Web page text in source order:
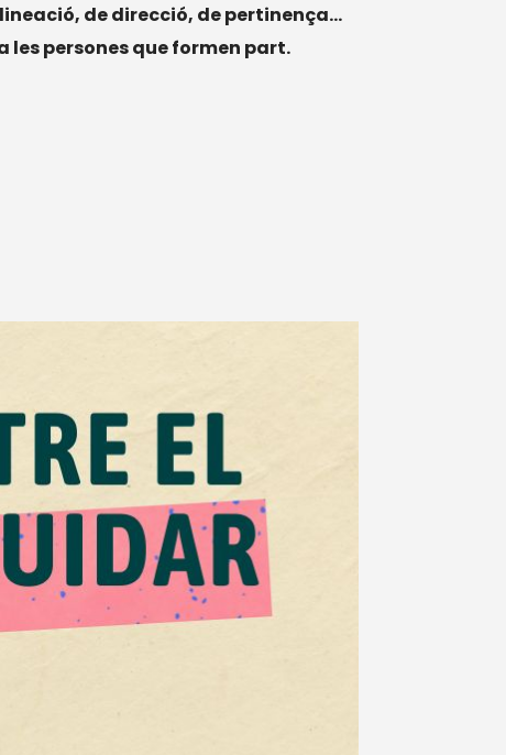
de direcció, de pertinença…
les persones que formen part.